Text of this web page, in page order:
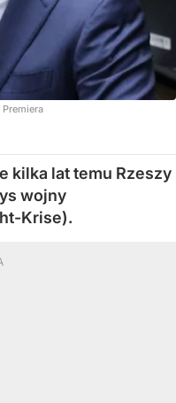
kilka lat temu Rzeszy
wojny
Krise).